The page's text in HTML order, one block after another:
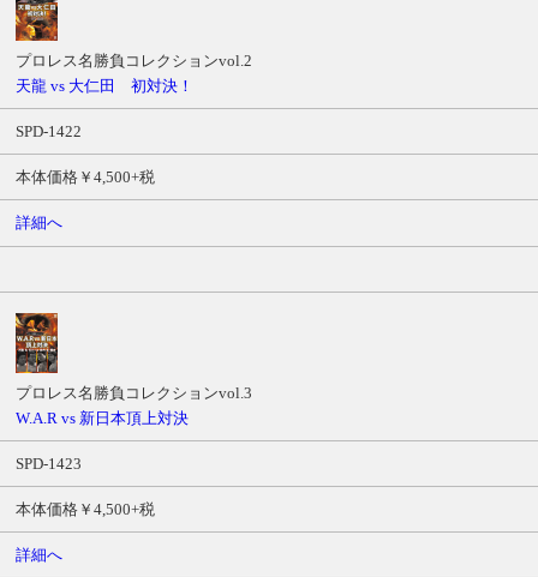
プロレス名勝負コレクションvol.2
天龍 vs 大仁田 初対決！
SPD-1422
本体価格￥4,500+税
詳細へ
プロレス名勝負コレクションvol.3
W.A.R vs 新日本頂上対決
SPD-1423
本体価格￥4,500+税
詳細へ